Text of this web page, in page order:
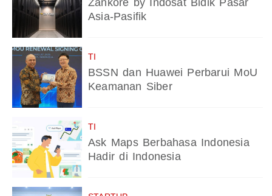
Zankore by Indosat Bidik Pasar
Asia-Pasifik
TI
BSSN dan Huawei Perbarui MoU
Keamanan Siber
TI
Ask Maps Berbahasa Indonesia
Hadir di Indonesia